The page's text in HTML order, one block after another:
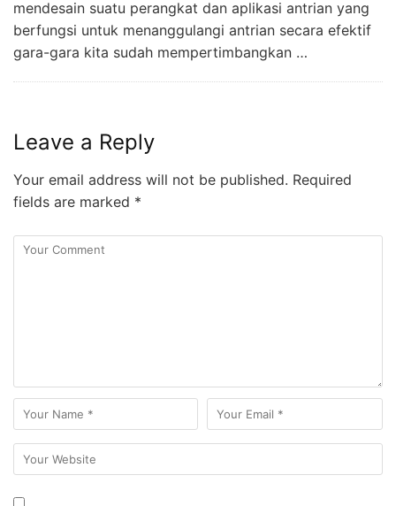
mendesain suatu perangkat dan aplikasi antrian yang
berfungsi untuk menanggulangi antrian secara efektif
gara-gara kita sudah mempertimbangkan …
Leave a Reply
Your email address will not be published. Required
fields are marked *